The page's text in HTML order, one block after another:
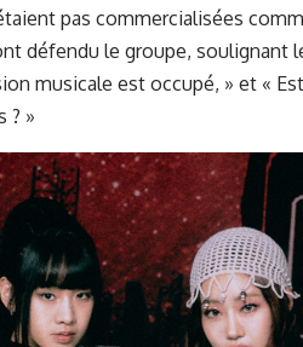
pas commercialisées
défendu le groupe, soulignant
musicale est occupé, » et «
? »